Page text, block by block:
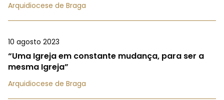
Arquidiocese de Braga
10 agosto 2023
“Uma Igreja em constante mudança, para ser a
mesma Igreja”
Arquidiocese de Braga